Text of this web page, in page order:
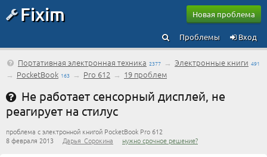
Fixim Новая проблема
Вход
Проблемы
Портативная электронная техника 2377 → Электронные книги 491
→ PocketBook 163 → Pro 612 → 19 проблем
Не работает сенсорный дисплей, не
реагирует на стилус
проблема с электронной книгой PocketBook Pro 612
8 февраля 2013 Дарья_Сорокина нужно срочное решение?